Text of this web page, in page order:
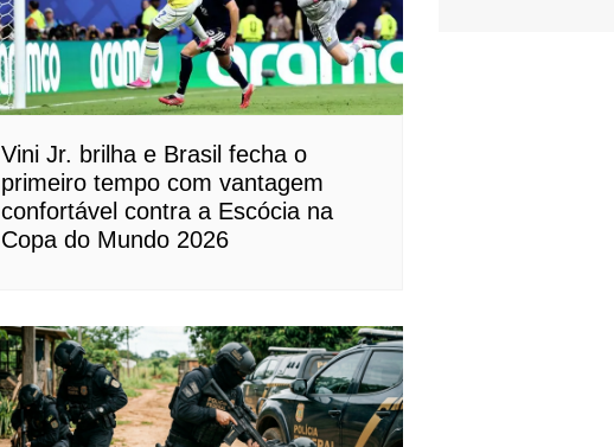
Vini Jr. brilha e Brasil fecha o
primeiro tempo com vantagem
confortável contra a Escócia na
Copa do Mundo 2026